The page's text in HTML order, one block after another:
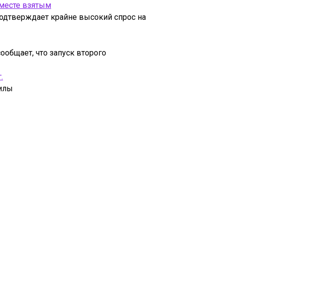
взятым
крайне высокий спрос на
что запуск второго